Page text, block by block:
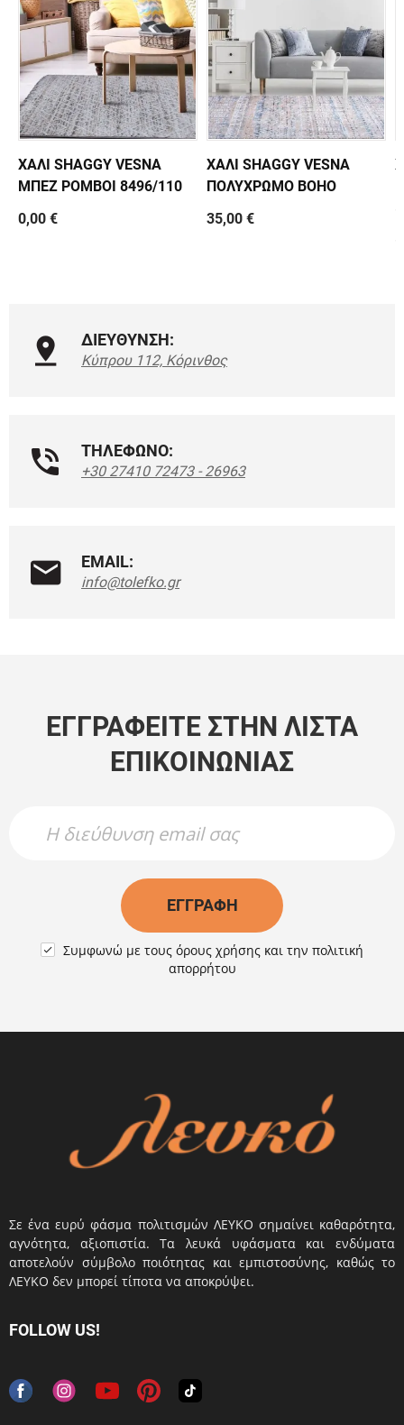
ΧΑΛΙ SHAGGY VESNA
ΜΠΕΖ ΡΟΜΒΟΙ 8496/110
0,00 €
ΧΑΛΙ SHAGGY VESNA
ΠΟΛΥΧΡΩΜΟ BOHO
35,00 €
ΔΙΕΥΘΥΝΣΗ:
Κύπρου 112, Κόρινθος
ΤΗΛΕΦΩΝΟ:
+30 27410 72473 - 26963
EMAIL:
info@tolefko.gr
ΕΓΓΡΑΦΕΊΤΕ ΣΤΗΝ ΛΊΣΤΑ
ΕΠΙΚΟΙΝΩΝΊΑΣ
ΕΓΓΡΑΦΉ
 Συμφωνώ με τους όρους χρήσης και την πολιτική
απορρήτου
Σε ένα ευρύ φάσμα πολιτισμών ΛΕΥΚΟ σημαίνει καθαρότητα,
αγνότητα, αξιοπιστία. Τα λευκά υφάσματα και ενδύματα
αποτελούν σύμβολο ποιότητας και εμπιστοσύνης, καθώς το
ΛΕΥΚΟ δεν μπορεί τίποτα να αποκρύψει.
FOLLOW US!